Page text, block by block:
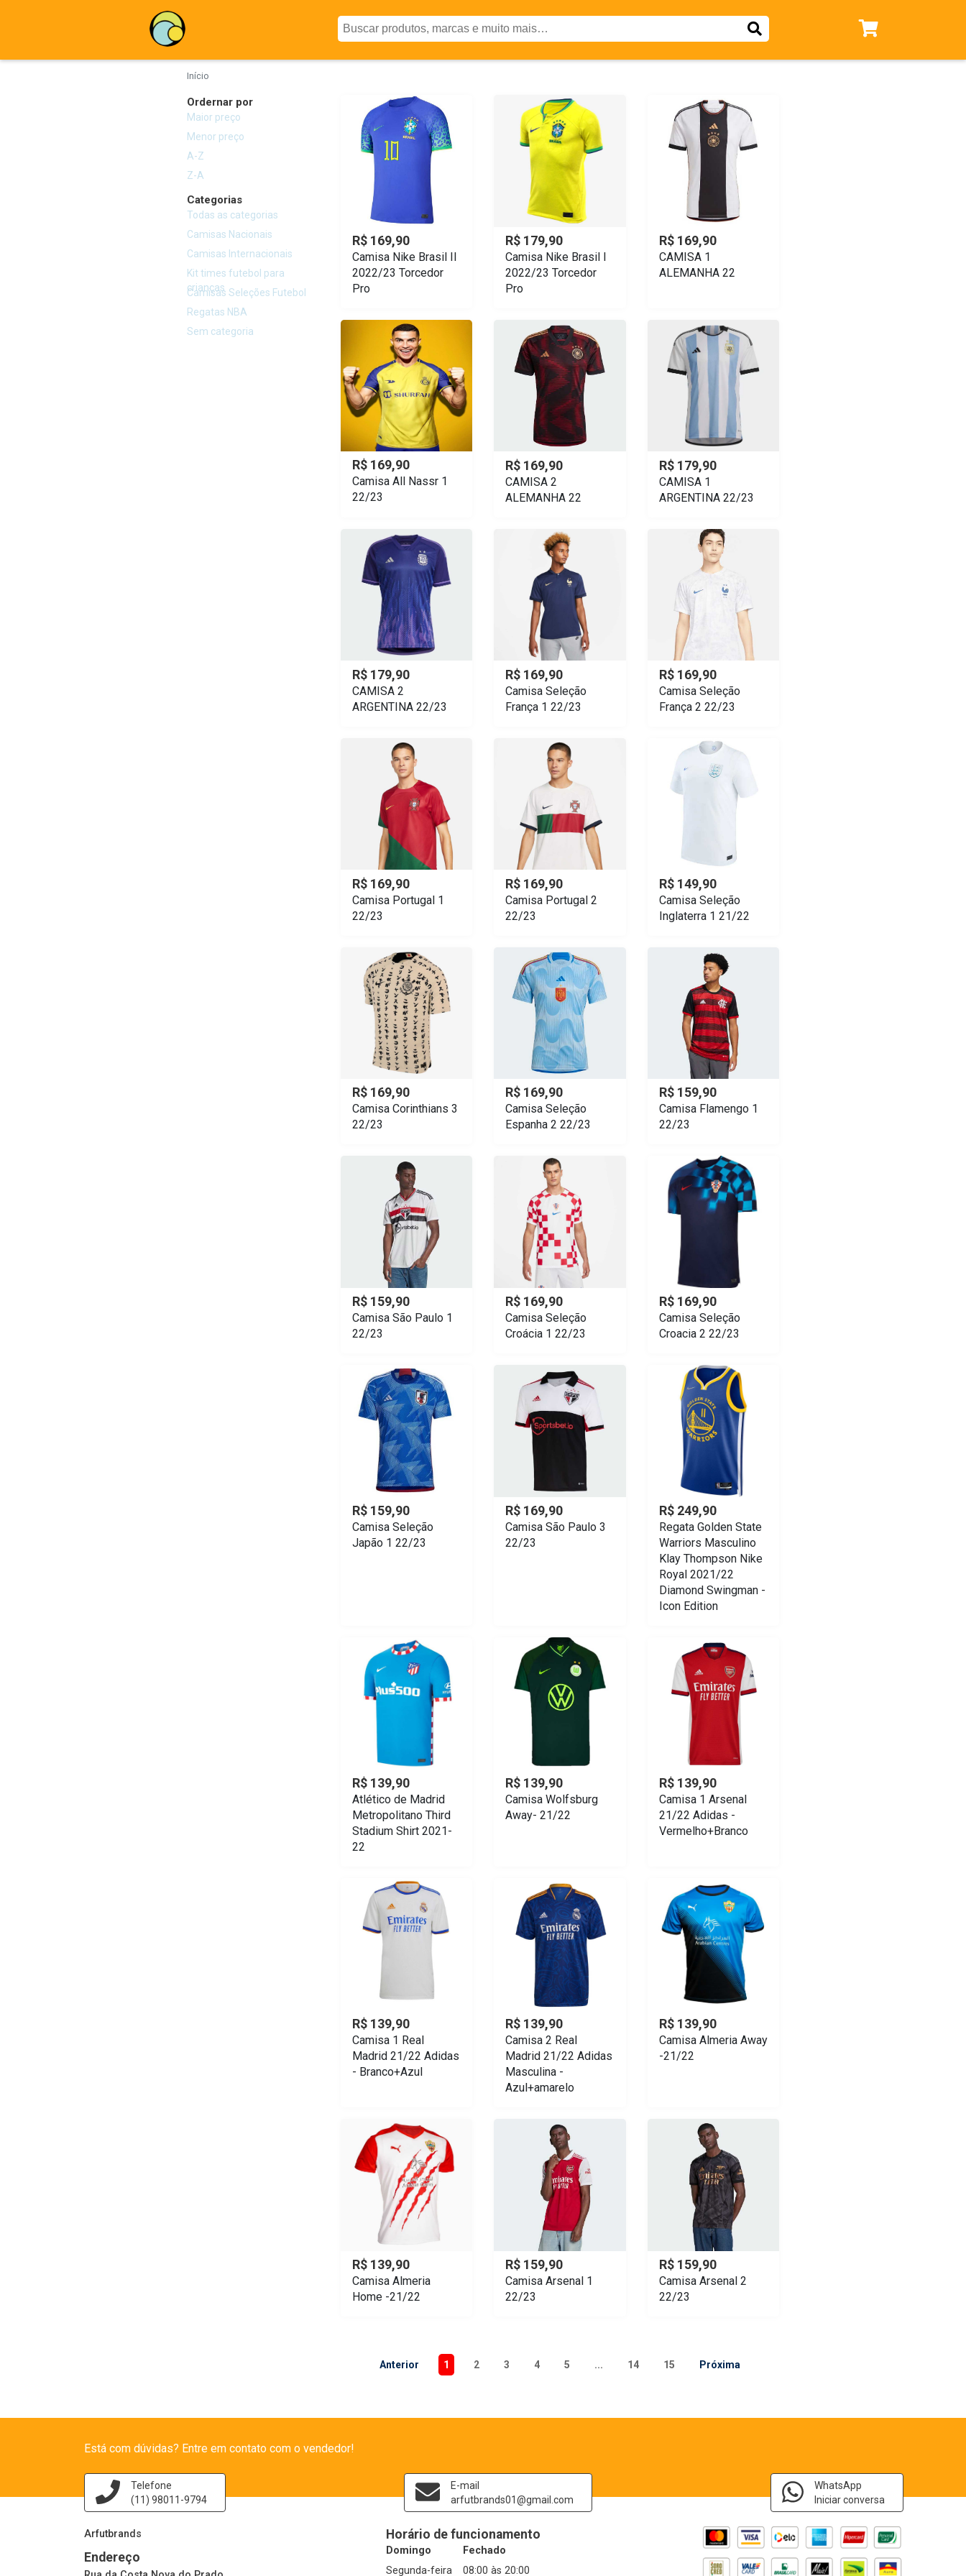
Início
Ordernar por
Maior preço
Menor preço
A-Z
Z-A
Categorias
Todas as categorias
Camisas Nacionais
Camisas Internacionais
Kit times futebol para
crianças
Camisas Seleções Futebol
Regatas NBA
Sem categoria
R$ 169,90
Camisa Nike Brasil II
2022/23 Torcedor
Pro
R$ 179,90
Camisa Nike Brasil I
2022/23 Torcedor
Pro
R$ 169,90
CAMISA 1
ALEMANHA 22
R$ 169,90
Camisa All Nassr 1
22/23
R$ 169,90
CAMISA 2
ALEMANHA 22
R$ 179,90
CAMISA 1
ARGENTINA 22/23
R$ 179,90
CAMISA 2
ARGENTINA 22/23
R$ 169,90
Camisa Seleção
França 1 22/23
R$ 169,90
Camisa Seleção
França 2 22/23
R$ 169,90
Camisa Portugal 1
22/23
R$ 169,90
Camisa Portugal 2
22/23
R$ 149,90
Camisa Seleção
Inglaterra 1 21/22
R$ 169,90
Camisa Corinthians 3
22/23
R$ 169,90
Camisa Seleção
Espanha 2 22/23
R$ 159,90
Camisa Flamengo 1
22/23
R$ 159,90
Camisa São Paulo 1
22/23
R$ 169,90
Camisa Seleção
Croácia 1 22/23
R$ 169,90
Camisa Seleção
Croacia 2 22/23
R$ 159,90
Camisa Seleção
Japão 1 22/23
R$ 169,90
Camisa São Paulo 3
22/23
R$ 249,90
Regata Golden State
Warriors Masculino
Klay Thompson Nike
Royal 2021/22
Diamond Swingman -
Icon Edition
R$ 139,90
Atlético de Madrid
Metropolitano Third
Stadium Shirt 2021-
22
R$ 139,90
Camisa Wolfsburg
Away- 21/22
R$ 139,90
Camisa 1 Arsenal
21/22 Adidas -
Vermelho+Branco
R$ 139,90
Camisa 1 Real
Madrid 21/22 Adidas
- Branco+Azul
R$ 139,90
Camisa 2 Real
Madrid 21/22 Adidas
Masculina -
Azul+amarelo
R$ 139,90
Camisa Almeria Away
-21/22
R$ 139,90
Camisa Almeria
Home -21/22
R$ 159,90
Camisa Arsenal 1
22/23
R$ 159,90
Camisa Arsenal 2
22/23
Anterior 1 2 3 4 5 ... 14 15 Próxima
Está com dúvidas? Entre em contato com o vendedor!
Telefone
(11) 98011-9794
E-mail
arfutbrands01@gmail.com
WhatsApp
Iniciar conversa
Arfutbrands
Endereço
Horário de funcionamento
Domingo
Fechado
Segunda-feira
08:00 às 20:00